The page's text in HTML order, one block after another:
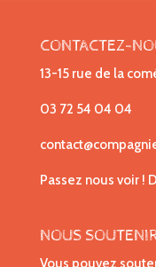
CONTACTEZ-
13-15 rue de la
03 72 54 04 04
Passez nous voir !
NOUS
Vous pouvez